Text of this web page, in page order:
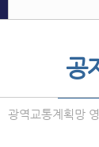
공
광역교통계획망